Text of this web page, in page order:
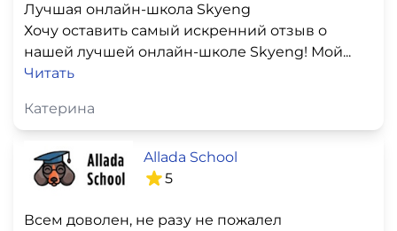
Лучшая онлайн-школа Skyeng
Хочу оставить самый искренний отзыв о
нашей лучшей онлайн-школе Skyeng! Мой...
Читать
Катерина
Allada School
5
Всем доволен, не разу не пожалел